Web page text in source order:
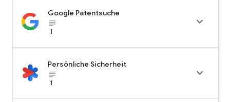
Google Patentsuche
subject_black
1

Persönliche Sicherheit
subject_black
1
